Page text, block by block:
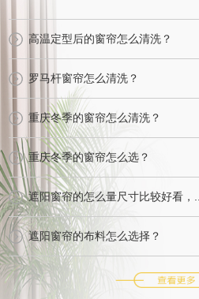
高温定型后的窗帘怎么清洗？
罗马杆窗帘怎么清洗？
重庆冬季的窗帘怎么清洗？
重庆冬季的窗帘怎么选？
遮阳窗帘的怎么量尺寸比较好看，...
遮阳窗帘的布料怎么选择？